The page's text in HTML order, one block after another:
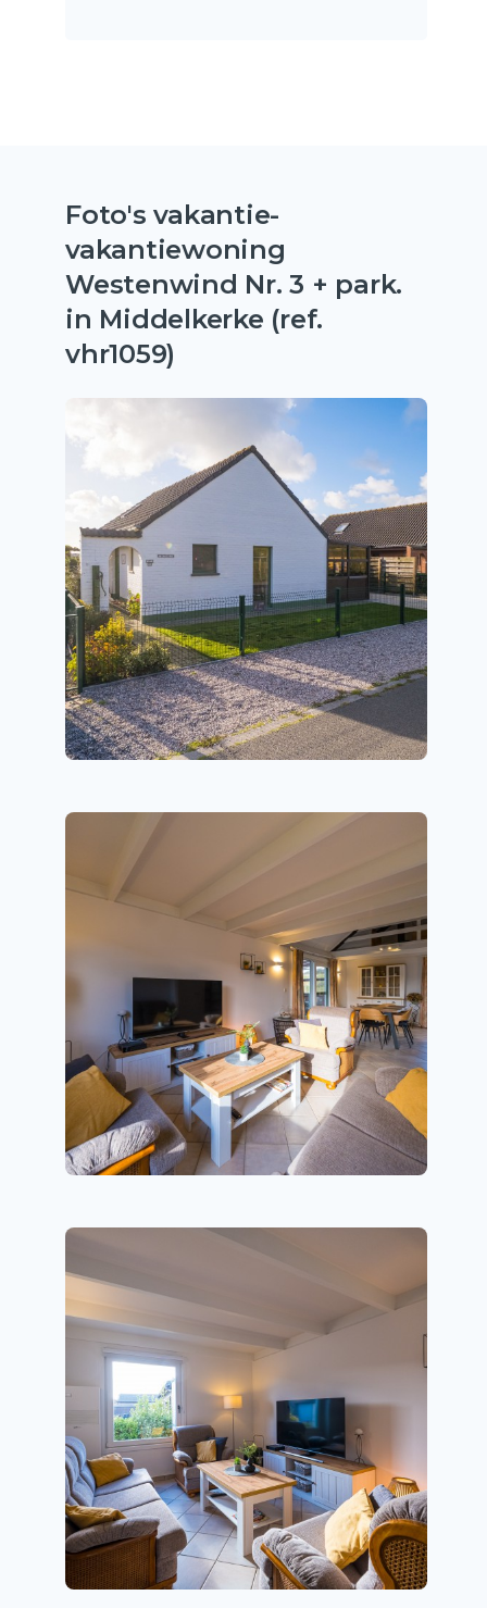
Foto's vakantie-
vakantiewoning
Westenwind Nr. 3 + park.
in Middelkerke (ref.
vhr1059)